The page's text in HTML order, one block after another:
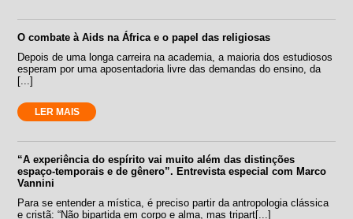
O combate à Aids na África e o papel das religiosas
Depois de uma longa carreira na academia, a maioria dos estudiosos
esperam por uma aposentadoria livre das demandas do ensino, da
[...]
LER MAIS
“A experiência do espírito vai muito além das distinções
espaço-temporais e de gênero”. Entrevista especial com Marco
Vannini
Para se entender a mística, é preciso partir da antropologia clássica
e cristã: “Não bipartida em corpo e alma, mas tripart[...]